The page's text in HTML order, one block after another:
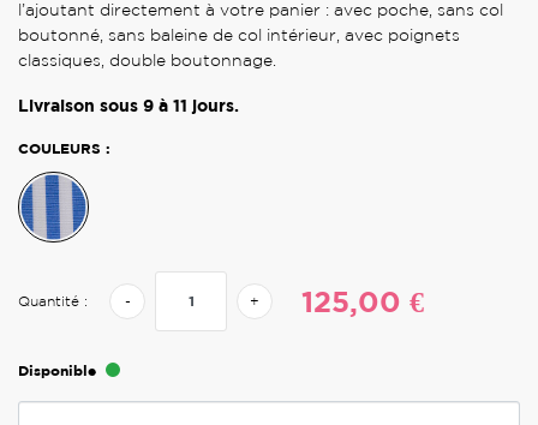
l’ajoutant directement à votre panier : avec poche, sans col
boutonné, sans baleine de col intérieur, avec poignets
classiques, double boutonnage.
Livraison sous 9 à 11 jours.
COULEURS :
Quantité : - + 125,00 €
Disponible